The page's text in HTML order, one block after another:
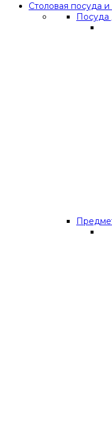
Столовая посуда
Посуда